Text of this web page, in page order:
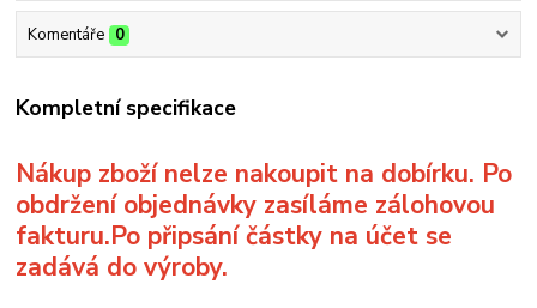
Komentáře 0
Kompletní specifikace
Nákup zboží nelze nakoupit na dobírku. Po
obdržení objednávky zasíláme zálohovou
fakturu.Po připsání částky na účet se
zadává do výroby.